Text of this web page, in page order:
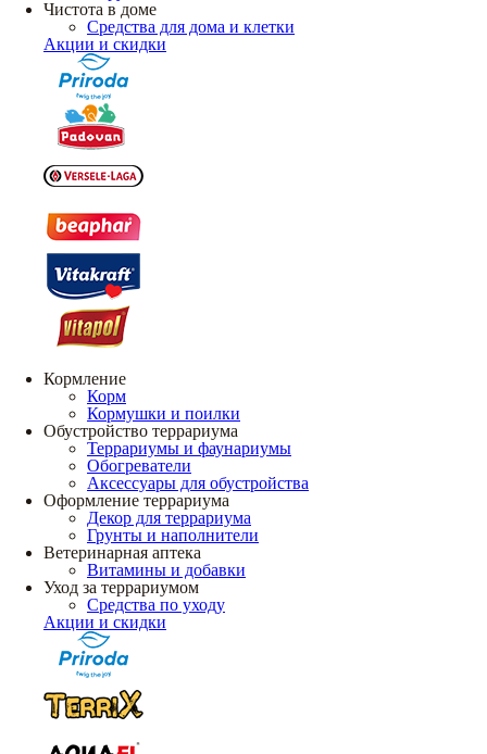
Чистота в доме
Средства для дома и клетки
Акции и скидки
Кормление
Корм
Кормушки и поилки
Обустройство террариума
Террариумы и фаунариумы
Обогреватели
Аксессуары для обустройства
Оформление террариума
Декор для террариума
Грунты и наполнители
Ветеринарная аптека
Витамины и добавки
Уход за террариумом
Средства по уходу
Акции и скидки